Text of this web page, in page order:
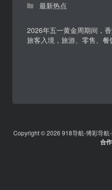
最新热点
2026年五一黄金周期间，
旅客入境，旅游、零售、
Copyright © 2026 918导航-博彩导
合